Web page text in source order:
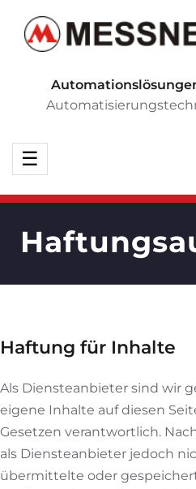
Haftung für Inhalte
Als Diensteanbieter sind wir
eigene Inhalte auf diesen
Gesetzen verantwortlich.
als Diensteanbieter jedoch
übermittelte oder